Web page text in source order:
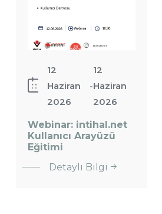
12
Haziran
2026
-
12
Haziran
2026
Webinar: intihal.net
Kullanıcı Arayüzü
Eğitimi
Detaylı Bilgi
: Webinar:
intihal.net